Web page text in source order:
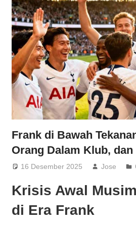
Frank di Bawah
Orang Dalam Klub,
16 Desember 2025 Jose
Krisis Awal
di Era Frank